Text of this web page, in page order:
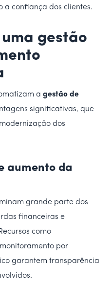
a confiança dos clientes.
gestão
a gestão de
significativas, que
dos
aumento da
grande parte dos
financeiras e
como
por
garantem transparência